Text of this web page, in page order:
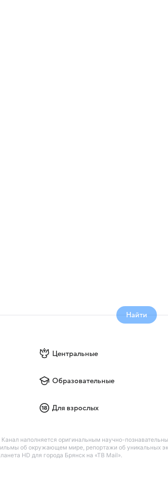
Найти
Центральные
Образовательные
Для взрослых
наполняется оригинальным научно-
об окружающем мире, репортажи об уникальных
HD для города Брянск на «ТВ Mail».